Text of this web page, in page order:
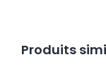
Produits